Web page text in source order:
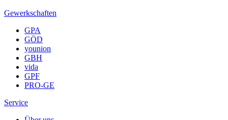
Gewerkschaften
GPA
GÖD
younion
GBH
vida
GPF
PRO-GE
Service